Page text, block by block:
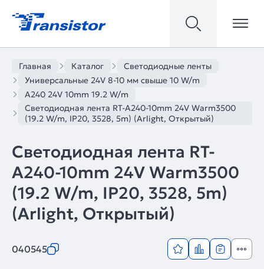
Главная Каталог
Светодиодные ленты
Универсальные 24V 8-10 мм свыше 10 W/m
A240 24V 10mm 19.2 W/m
Светодиодная лента RT-A240-10mm 24V Warm3500
(19.2 W/m, IP20, 3528, 5m) (Arlight, Открытый)
Светодиодная лента RT-
A240-10mm 24V Warm3500
(19.2 W/m, IP20, 3528, 5m)
(Arlight, Открытый)
040545